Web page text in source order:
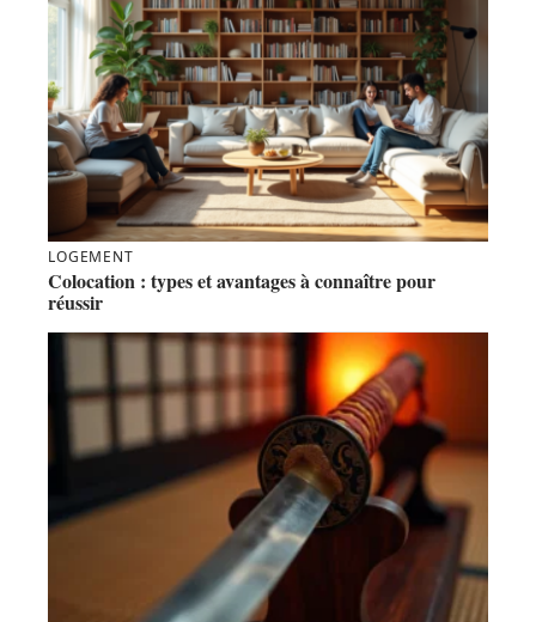
LOGEMENT
Colocation : types et avantages à connaître pour
réussir